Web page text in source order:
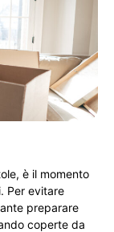
è il momento
Per evitare
preparare
coperte da